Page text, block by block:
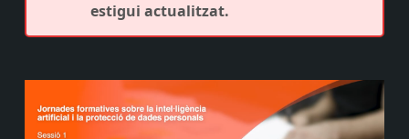
estigui actualitzat.